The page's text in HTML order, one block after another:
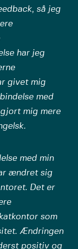
så jeg
har jeg
givet mig
med
mig mere
med min
ændret sig
Det er
som
Ændringen
positiv og